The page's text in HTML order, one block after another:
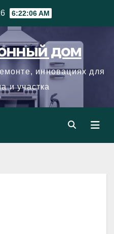
6:22:07 AM
дом
инновациях для
и участка